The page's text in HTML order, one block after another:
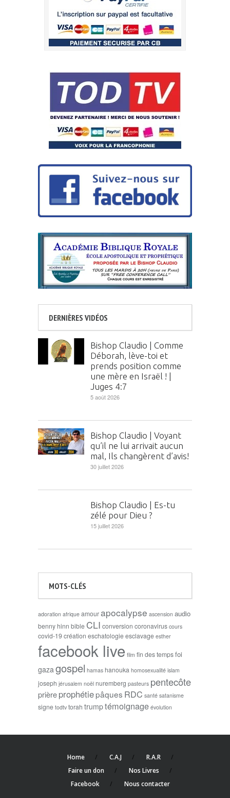
DERNIÈRES VIDÉOS
Bishop Claudio | Comme
Déborah, lève-toi et
prends position comme
une mère en Israël ! |
Juges 4:7
5 août 2026
Bishop Claudio | Voyant
qu’il ne lui arrivait aucun
mal, Ils changèrent d’avis!
30 juillet 2026
Bishop Claudio | Es-tu
zélé pour Dieu ?
15 juillet 2026
MOTS-CLÉS
adoration afrique amourapocalypse ascension audio
benny hinn bible CLI conversion coronavirus cours
covid-19création eschatologieesclavage esther
facebook live film fin des tempsfoi
gaza gospel hamas hanouka homosexualité islam
joseph jérusalem noël nuremberg pasteurs pentecôte
prièreprophétiepâques RDC santé satanisme
signe todtv torah trumptémoignage évolution
Home C.A.J
R.A.R
Faire un don
Nos Livres
Facebook
Nous contacter